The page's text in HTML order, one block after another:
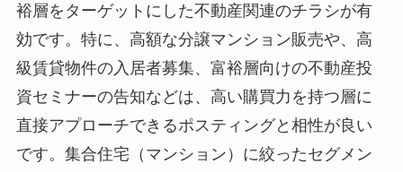
裕層をターゲットにした不動産関連のチラシが有
効です。特に、高額な分譲マンション販売や、高
級賃貸物件の入居者募集、富裕層向けの不動産投
資セミナーの告知などは、高い購買力を持つ層に
直接アプローチできるポスティングと相性が良い
です。集合住宅（マンション）に絞ったセグメン